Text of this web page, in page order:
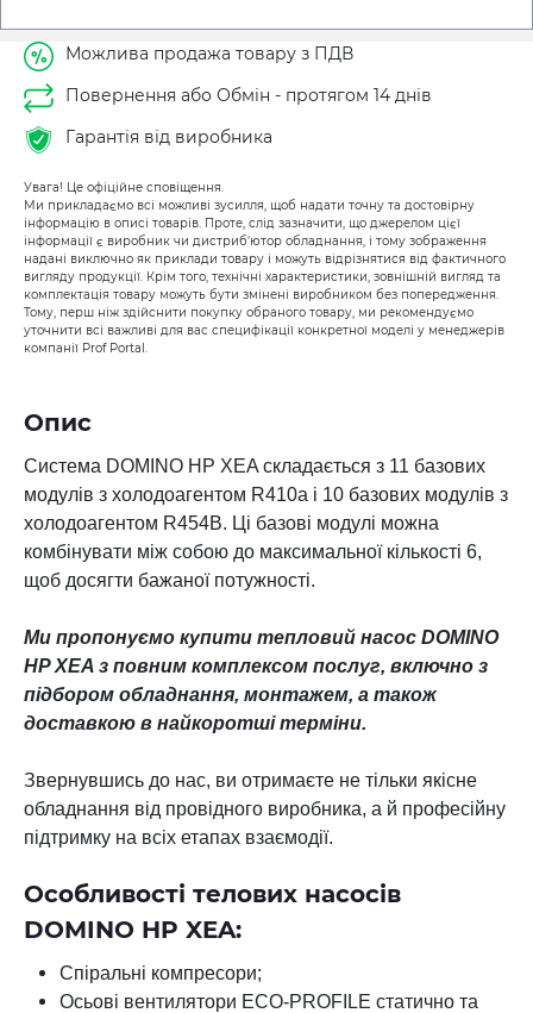
Можлива продажа товару з ПДВ
Повернення або Обмін - протягом 14 днів
Гарантія від виробника
Увага! Це офіційне сповіщення.
Ми прикладаємо всі можливі зусилля, щоб надати точну та достовірну
інформацію в описі товарів. Проте, слід зазначити, що джерелом цієї
інформації є виробник чи дистриб'ютор обладнання, і тому зображення
надані виключно як приклади товару і можуть відрізнятися від фактичного
вигляду продукції. Крім того, технічні характеристики, зовнішній вигляд та
комплектація товару можуть бути змінені виробником без попередження.
Тому, перш ніж здійснити покупку обраного товару, ми рекомендуємо
уточнити всі важливі для вас специфікації конкретної моделі у менеджерів
компанії Prof Portal.
Опис
Система DOMINO HP XEA складається з 11 базових
модулів з холодоагентом R410a і 10 базових модулів з
холодоагентом R454B. Ці базові модулі можна
комбінувати між собою до максимальної кількості 6,
щоб досягти бажаної потужності.
Ми пропонуємо купити тепловий насос DOMINO
HP XEA з повним комплексом послуг, включно з
підбором обладнання, монтажем, а також
доставкою в найкоротші терміни.
Звернувшись до нас, ви отримаєте не тільки якісне
обладнання від провідного виробника, а й професійну
підтримку на всіх етапах взаємодії.
Особливості телових насосів
DOMINO HP XEA:
Спіральні компресори;
Осьові вентилятори ECO-PROFILE статично та